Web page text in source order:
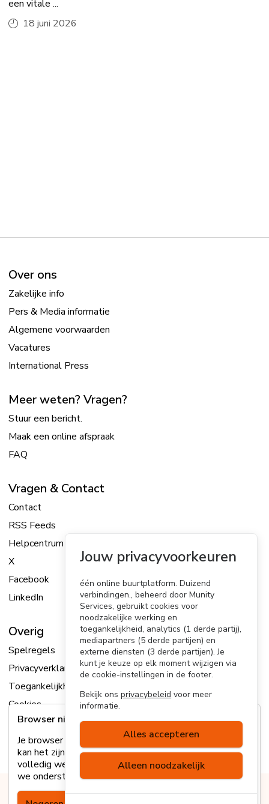
Jouw privacyvoorkeuren
één online buurtplatform. Duizend
verbindingen., beheerd door Munity
Services, gebruikt cookies voor
noodzakelijke werking en
toegankelijkheid, analytics (1 derde partij),
mediapartners (5 derde partijen) en
externe diensten (3 derde partijen). Je
kunt je keuze op elk moment wijzigen via
de cookie-instellingen in de footer.
Bekijk onsprivacybeleid voor meer
informatie.
Alles accepteren
Alleen noodzakelijk
een vitale ...
18 juni 2026
Over ons
Zakelijke info
Pers & Media informatie
Algemene voorwaarden
Vacatures
International Press
Meer weten? Vragen?
Stuur een bericht.
Maak een online afspraak
FAQ
Vragen & Contact
Contact
RSS Feeds
Helpcentrum
X
Facebook
LinkedIn
Overig
Spelregels
Privacyverklaring
Toegankelijkheidsverklaring
Cookies
Sitemap
Versie v9.38.3-edc9fb
Deze site is gemaakt met het online
Browser niet ondersteund
Je browser wordt helaas niet ondersteund. Hierdoor
kan het zijn dat sommige onderdelen van de site niet
volledig werken. Lees
hiermeer over welke browsers
we ondersteunen of update je browser.